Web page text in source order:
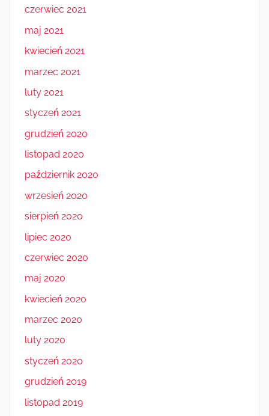
czerwiec 2021
maj 2021
kwiecień 2021
marzec 2021
luty 2021
styczeń 2021
grudzień 2020
listopad 2020
październik 2020
wrzesień 2020
sierpień 2020
lipiec 2020
czerwiec 2020
maj 2020
kwiecień 2020
marzec 2020
luty 2020
styczeń 2020
grudzień 2019
listopad 2019